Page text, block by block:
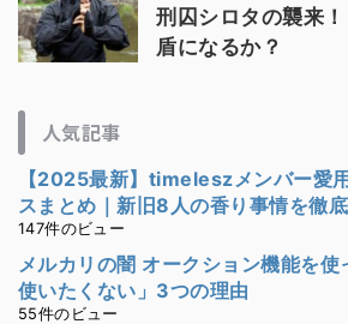
刑囚シロタの襲来
盾になるか？
人気記事
【2025最新】timeleszメンバー愛
スまとめ｜新旧8人の香り事情を徹
147件のビュー
メルカリの闇 オークション機能を使
使いたくない」3つの理由
55件のビュー